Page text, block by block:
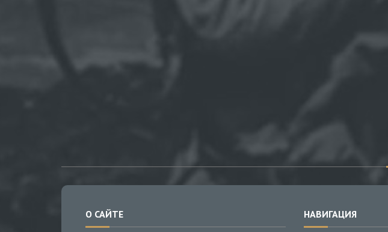
О САЙТЕ НАВИГАЦИЯ